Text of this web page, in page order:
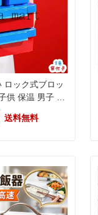
ロック式ブロッ
供 保温 男子 丼
当箱 おしゃれ
わいい 幼稚園
ック用 北欧 北欧
送料無料